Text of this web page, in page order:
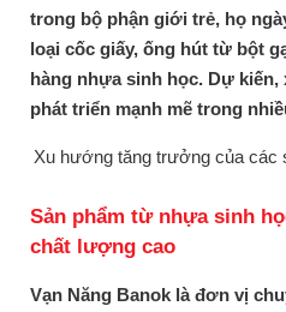
trong bộ phận giới trẻ, họ
loại cốc giấy, ống hút từ bột
hàng nhựa sinh học. Dự
phát triển mạnh mẽ trong
Xu hướng tăng trưởng của các
Sản phẩm từ nhựa sinh
chất lượng cao
Vạn Năng Banok là đơn vị